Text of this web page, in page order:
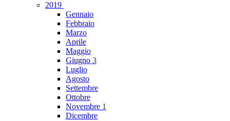
2019
Gennaio
Febbraio
Marzo
Aprile
Maggio
Giugno 3
Luglio
Agosto
Settembre
Ottobre
Novembre 1
Dicembre